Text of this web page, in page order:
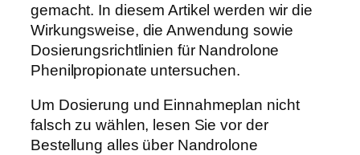
gemacht. In diesem Artikel werden wir die
Wirkungsweise, die Anwendung sowie
Dosierungsrichtlinien für Nandrolone
Phenilpropionate untersuchen.
Um Dosierung und Einnahmeplan nicht
falsch zu wählen, lesen Sie vor der
Bestellung alles über Nandrolone